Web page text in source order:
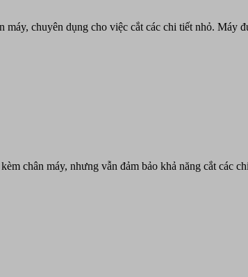
chuyên dụng cho việc cắt các chi tiết nhỏ. Máy
chân máy, nhưng vẫn đảm bảo khả năng cắt các